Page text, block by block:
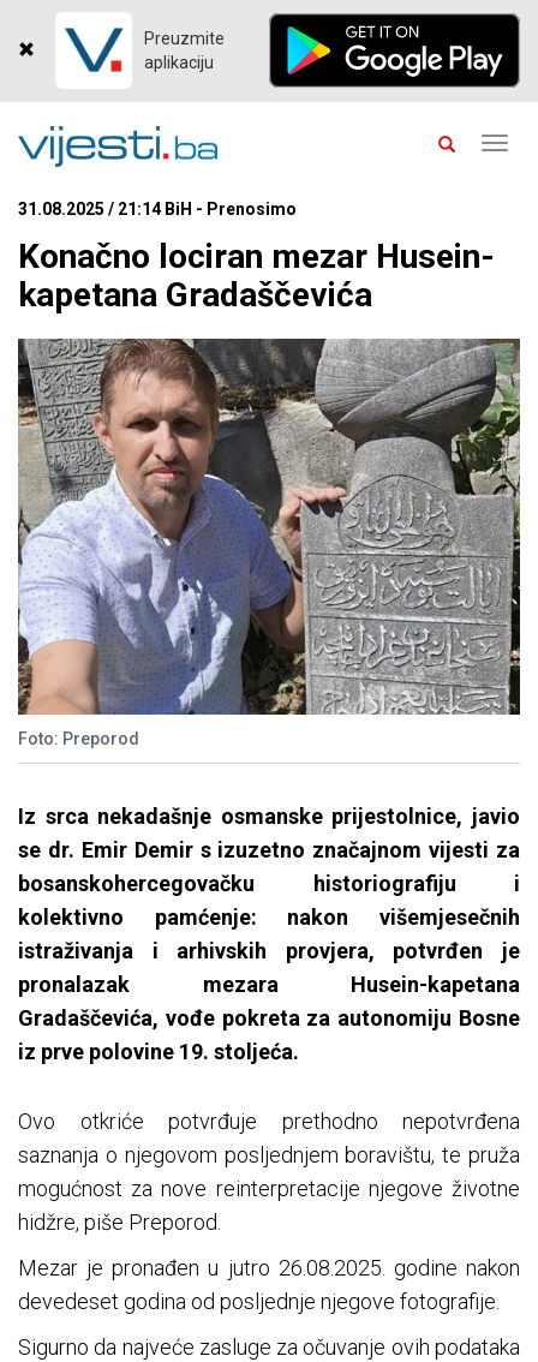
Preuzmite
aplikaciju
31.08.2025 / 21:14 BiH - Prenosimo
Konačno lociran mezar Husein-
kapetana Gradaščevića
Foto: Preporod
Iz srca nekadašnje osmanske prijestolnice, javio
se dr. Emir Demir s izuzetno značajnom vijesti za
bosanskohercegovačku historiografiju i
kolektivno pamćenje: nakon višemjesečnih
istraživanja i arhivskih provjera, potvrđen je
pronalazak mezara Husein-kapetana
Gradaščevića, vođe pokreta za autonomiju Bosne
iz prve polovine 19. stoljeća.
Ovo otkriće potvrđuje prethodno nepotvrđena
saznanja o njegovom posljednjem boravištu, te pruža
mogućnost za nove reinterpretacije njegove životne
hidžre, piše Preporod.
Mezar je pronađen u jutro 26.08.2025. godine nakon
devedeset godina od posljednje njegove fotografije.
Sigurno da najveće zasluge za očuvanje ovih podataka